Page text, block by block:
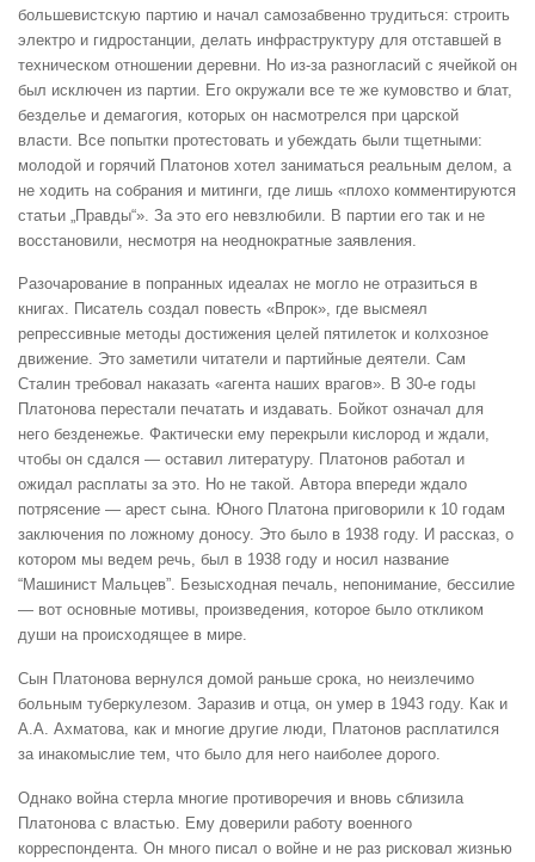
большевистскую партию и начал самозабвенно трудиться: строить
электро и гидростанции, делать инфраструктуру для отставшей в
техническом отношении деревни. Но из-за разногласий с ячейкой он
был исключен из партии. Его окружали все те же кумовство и блат,
безделье и демагогия, которых он насмотрелся при царской
власти. Все попытки протестовать и убеждать были тщетными:
молодой и горячий Платонов хотел заниматься реальным делом, а
не ходить на собрания и митинги, где лишь «плохо комментируются
статьи „Правды“». За это его невзлюбили. В партии его так и не
восстановили, несмотря на неоднократные заявления.
Разочарование в попранных идеалах не могло не отразиться в
книгах. Писатель создал повесть «Впрок», где высмеял
репрессивные методы достижения целей пятилеток и колхозное
движение. Это заметили читатели и партийные деятели. Сам
Сталин требовал наказать «агента наших врагов». В 30-е годы
Платонова перестали печатать и издавать. Бойкот означал для
него безденежье. Фактически ему перекрыли кислород и ждали,
чтобы он сдался — оставил литературу. Платонов работал и
ожидал расплаты за это. Но не такой. Автора впереди ждало
потрясение — арест сына. Юного Платона приговорили к 10 годам
заключения по ложному доносу. Это было в 1938 году. И рассказ, о
котором мы ведем речь, был в 1938 году и носил название
“Машинист Мальцев”. Безысходная печаль, непонимание, бессилие
— вот основные мотивы, произведения, которое было откликом
души на происходящее в мире.
Сын Платонова вернулся домой раньше срока, но неизлечимо
больным туберкулезом. Заразив и отца, он умер в 1943 году. Как и
А.А. Ахматова, как и многие другие люди, Платонов расплатился
за инакомыслие тем, что было для него наиболее дорого.
Однако война стерла многие противоречия и вновь сблизила
Платонова с властью. Ему доверили работу военного
корреспондента. Он много писал о войне и не раз рисковал жизнью